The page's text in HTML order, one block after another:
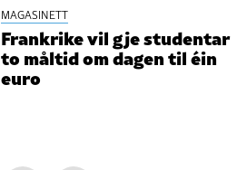
MAGASINETT
Frankrike vil gje studentar
to måltid om dagen til éin
euro